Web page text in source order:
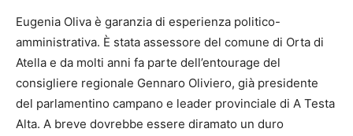
Eugenia Oliva è garanzia di esperienza politico-
amministrativa. È stata assessore del comune di Orta di
Atella e da molti anni fa parte dell’entourage del
consigliere regionale Gennaro Oliviero, già presidente
del parlamentino campano e leader provinciale di A Testa
Alta. A breve dovrebbe essere diramato un duro